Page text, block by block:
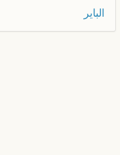
الباير